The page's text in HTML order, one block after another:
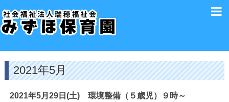
2021年5月
2021年5月29日(土) 環境整備（５歳児）９時～